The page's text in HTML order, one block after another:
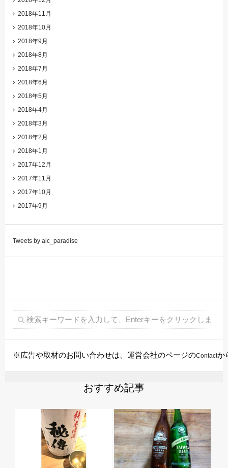
2018年11月
2018年10月
2018年9月
2018年8月
2018年7月
2018年6月
2018年5月
2018年4月
2018年3月
2018年2月
2018年1月
2017年12月
2017年11月
2017年10月
2017年9月
Tweets by alc_paradise
※広告や取材のお問い合わせは、運営会社のページのContactか
おすすめ記事